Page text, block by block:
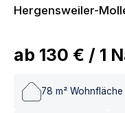
Hergensweiler-
ab 130 € / 1
78 m² Wohnfläche